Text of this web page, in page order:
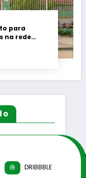
para
na rede
DRIBBBLE